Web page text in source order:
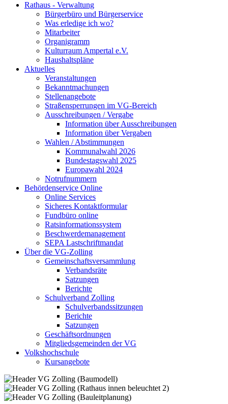
Rathaus - Verwaltung
Bürgerbüro und Bürgerservice
Was erledige ich wo?
Mitarbeiter
Organigramm
Kulturraum Ampertal e.V.
Haushaltspläne
Aktuelles
Veranstaltungen
Bekanntmachungen
Stellenangebote
Straßensperrungen im VG-Bereich
Ausschreibungen / Vergabe
Information über Ausschreibungen
Information über Vergaben
Wahlen / Abstimmungen
Kommunalwahl 2026
Bundestagswahl 2025
Europawahl 2024
Notrufnummern
Behördenservice Online
Online Services
Sicheres Kontaktformular
Fundbüro online
Ratsinformationssystem
Beschwerdemanagement
SEPA Lastschriftmandat
Über die VG-Zolling
Gemeinschaftsversammlung
Verbandsräte
Satzungen
Berichte
Schulverband Zolling
Schulverbandssitzungen
Berichte
Satzungen
Geschäftsordnungen
Mitgliedsgemeinden der VG
Volkshochschule
Kursangebote